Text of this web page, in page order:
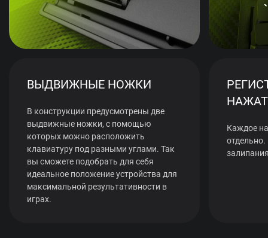
ВЫДВИЖНЫЕ НОЖКИ
В конструкции предусмотрены две
выдвижные ножки, с помощью
которых можно расположить
клавиатуру под разными углами. Так
вы сможете подобрать для себя
идеальное положение устройства для
максимальной результативности в
играх.
Каждое